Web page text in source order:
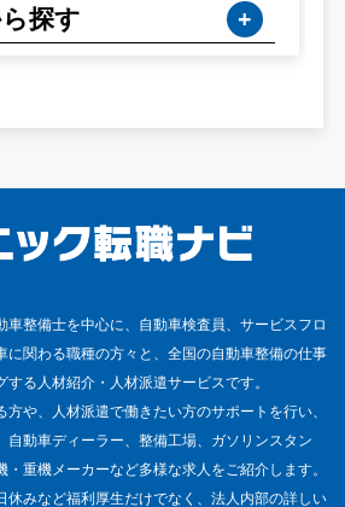
探す
車整備士を中心に、自動車検査員、サービスフロ
に関わる職種の方々と、全国の自動車整備の仕事
る人材紹介・人材派遣サービスです。
や、人材派遣で働きたい方のサポートを行い、
自動車ディーラー、整備工場、ガソリンスタン
・重機メーカーなど多様な求人をご紹介します。
休みなど福利厚生だけでなく、法人内部の詳しい